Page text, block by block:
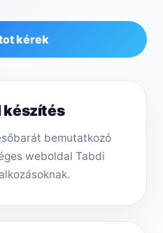
kérek
készítés
bemutatkozó
weboldal Tabdi